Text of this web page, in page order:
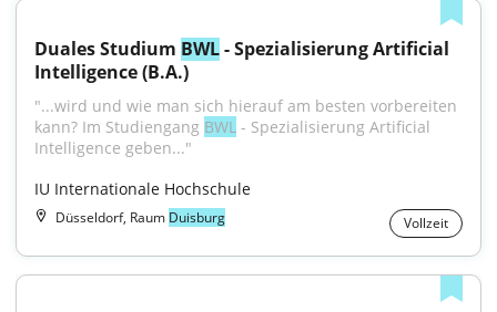
Duales Studium BWL - Spezialisierung Artificial
Intelligence (B.A.)
"...wird und wie man sich hierauf am besten vorbereiten
kann? Im Studiengang BWL - Spezialisierung Artificial
Intelligence geben..."
IU Internationale Hochschule
Düsseldorf, Raum Duisburg Vollzeit